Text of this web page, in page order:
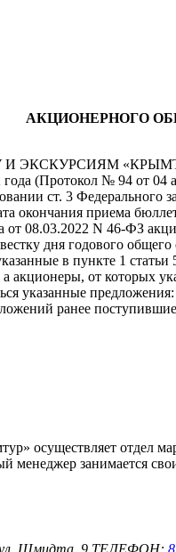
АКЦИОНЕРНОГО
«КРЫМТУР»
(Протокол № 94 от
ст. 3 Федерального
окончания приема
от 08.03.2022 N 46-ФЗ
дня годового
в пункте 1
акционеры, от которых
указанные
ранее
осуществляет отдел
занимается
ул. Шмидта, 9 ТЕЛЕФОН: